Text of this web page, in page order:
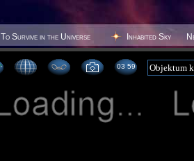
To Survive in the Universe Inhabited Sky
03 59